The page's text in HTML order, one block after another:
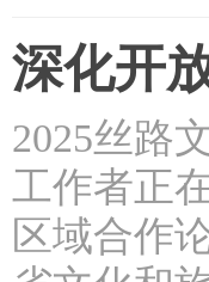
深化开
2025丝路
工作者正
区域合作